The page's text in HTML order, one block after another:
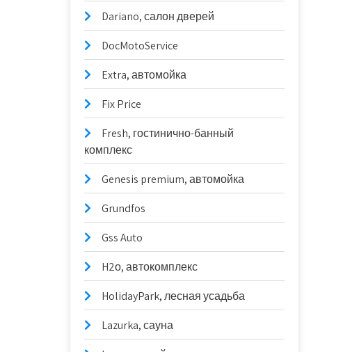
Dariano, салон дверей
DocMotoService
Extra, автомойка
Fix Price
Fresh, гостинично-банный
комплекс
Genesis premium, автомойка
Grundfos
Gss Auto
H2о, автокомплекс
HolidayPark, лесная усадьба
Lazurka, сауна